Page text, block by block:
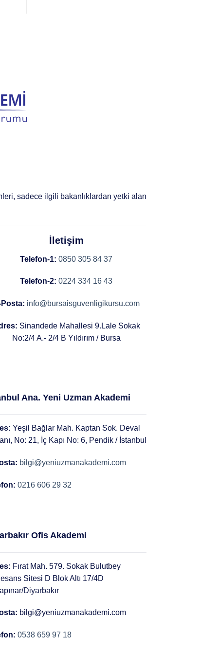
sadece ilgili bakanlıklardan yetki alan
İletişim
Telefon-1: 0850 305 84 37
Telefon-2: 0224 334 16 43
info@bursaisguvenligikursu.com
Sinandede Mahallesi 9.Lale Sokak
No:2/4 A.- 2/4 B Yıldırım / Bursa
Ana. Yeni Uzman Akademi
Yeşil Bağlar Mah. Kaptan Sok. Deval
No: 21, İç Kapı No: 6, Pendik / İstanbul
bilgi@yeniuzmanakademi.com
0216 606 29 32
Ofis Akademi
Fırat Mah. 579. Sokak Bulutbey
Sitesi D Blok Altı 17/4D
Diyarbakır
bilgi@yeniuzmanakademi.com
0538 659 97 18